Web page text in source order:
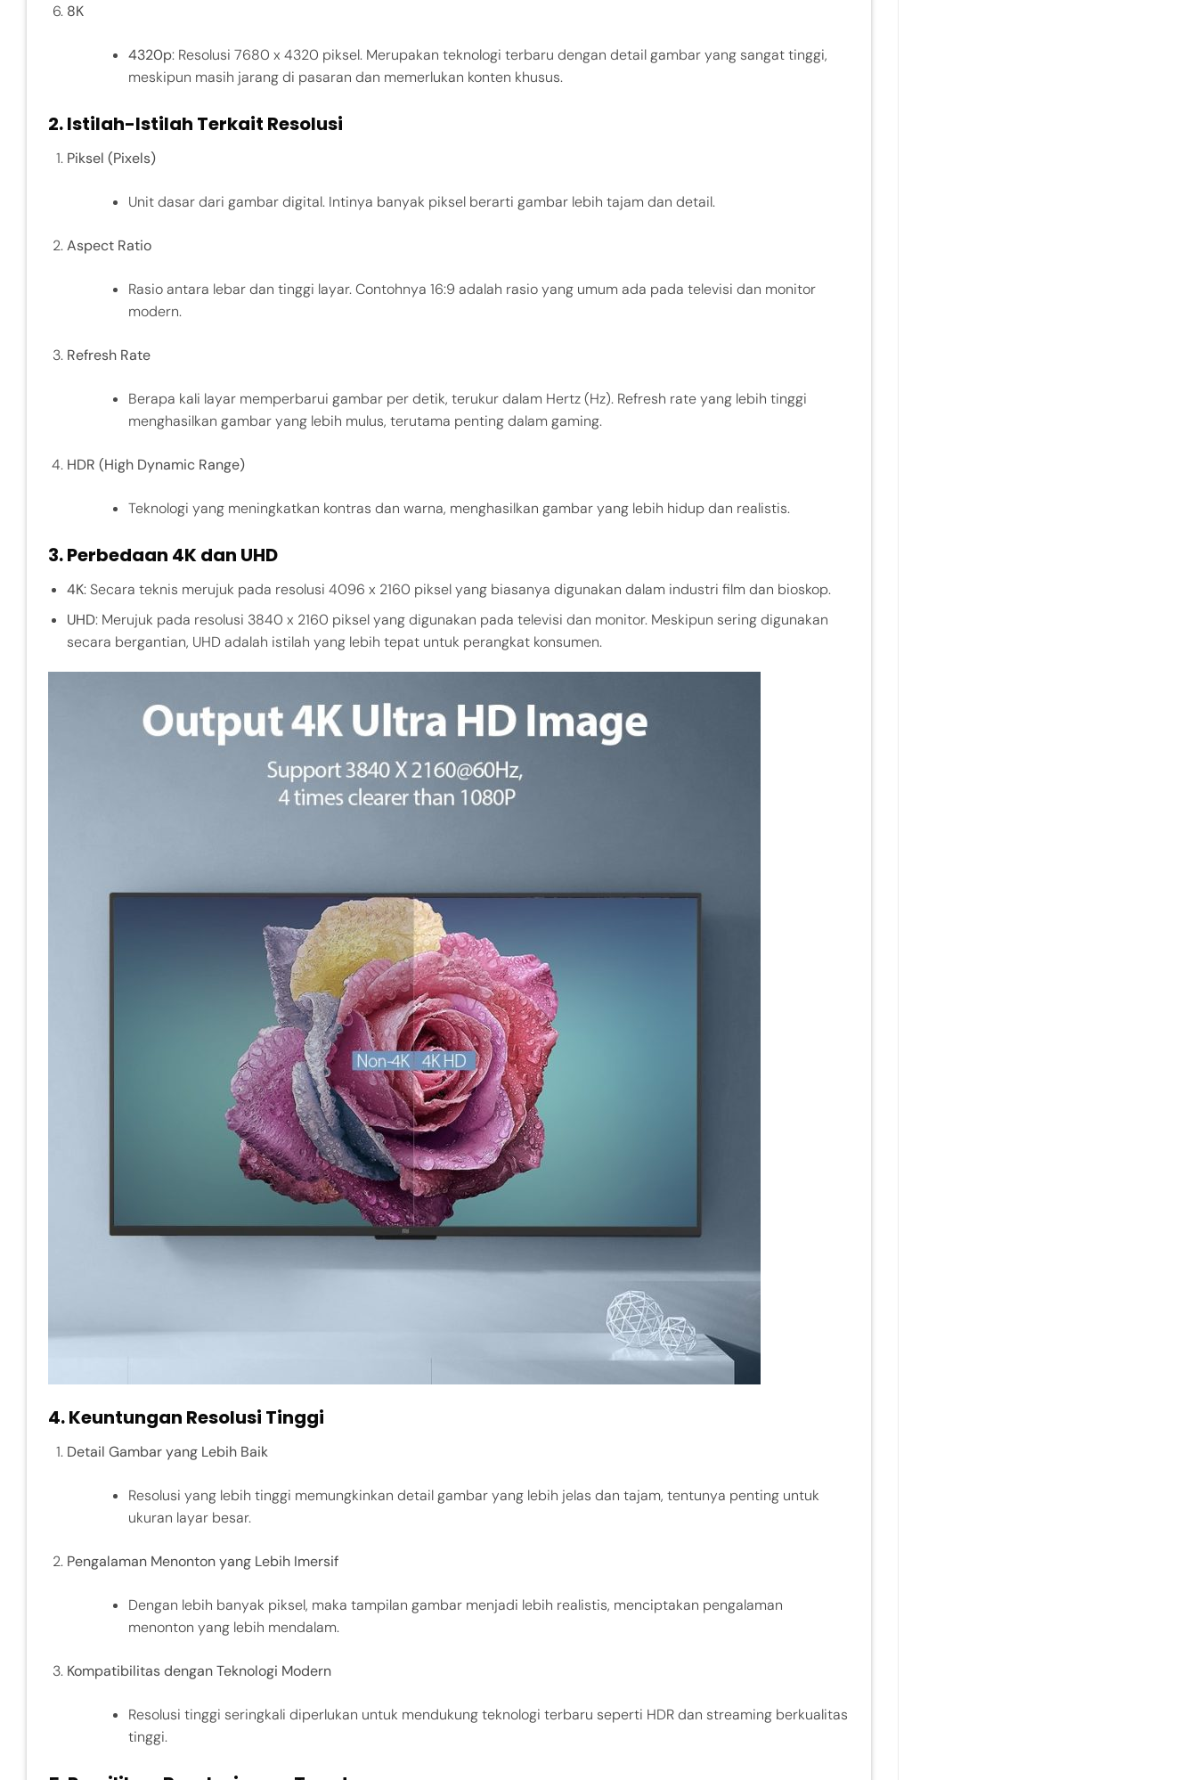
8K
4320p: Resolusi 7680 x 4320 piksel. Merupakan teknologi terbaru dengan detail gambar yang sangat tinggi,
meskipun masih jarang di pasaran dan memerlukan konten khusus.
2.Istilah-Istilah Terkait Resolusi
Piksel (Pixels)
Unit dasar dari gambar digital. Intinya banyak piksel berarti gambar lebih tajam dan detail.
Aspect Ratio
Rasio antara lebar dan tinggi layar. Contohnya 16:9 adalah rasio yang umum ada pada televisi dan monitor
modern.
Refresh Rate
Berapa kali layar memperbarui gambar per detik, terukur dalam Hertz (Hz). Refresh rate yang lebih tinggi
menghasilkan gambar yang lebih mulus, terutama penting dalam gaming.
HDR (High Dynamic Range)
Teknologi yang meningkatkan kontras dan warna, menghasilkan gambar yang lebih hidup dan realistis.
3.Perbedaan 4K dan UHD
4K: Secara teknis merujuk pada resolusi 4096 x 2160 piksel yang biasanya digunakan dalam industri film dan bioskop.
UHD: Merujuk pada resolusi 3840 x 2160 piksel yang digunakan pada televisi dan monitor. Meskipun sering digunakan
secara bergantian, UHD adalah istilah yang lebih tepat untuk perangkat konsumen.
4.Keuntungan Resolusi Tinggi
Detail Gambar yang Lebih Baik
Resolusi yang lebih tinggi memungkinkan detail gambar yang lebih jelas dan tajam, tentunya penting untuk
ukuran layar besar.
Pengalaman Menonton yang Lebih Imersif
Dengan lebih banyak piksel, maka tampilan gambar menjadi lebih realistis, menciptakan pengalaman
menonton yang lebih mendalam.
Kompatibilitas dengan Teknologi Modern
Resolusi tinggi seringkali diperlukan untuk mendukung teknologi terbaru seperti HDR dan streaming berkualitas
tinggi.